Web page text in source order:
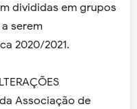
divididas em grupos
serem
2020/2021.
Associação de